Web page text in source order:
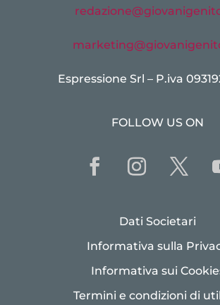
Espressione Srl – P.iva
FOLLOW US ON
Dati Societari
Informativa sulla
Informativa sui
Termini e condizioni di